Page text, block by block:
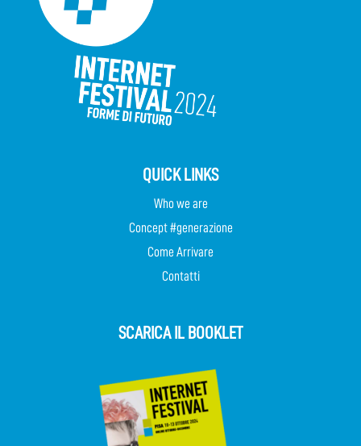
QUICK LINKS
Who we are
Concept #generazione
Come Arrivare
Contatti
SCARICA IL BOOKLET